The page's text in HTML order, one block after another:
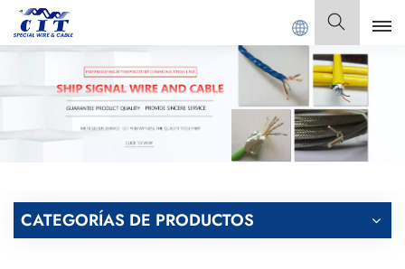
GUANGDONG CIT SPECIAL CABLE
Español
English
Français
Italiano
CATEGORÍAS DE PRODUCTOS